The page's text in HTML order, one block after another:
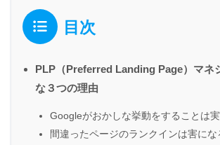
目次
PLP（Preferred Landing Page）マネ
な３つの理由
Googleがおかしな挙動をすることは
間違ったページのランクインは害にな